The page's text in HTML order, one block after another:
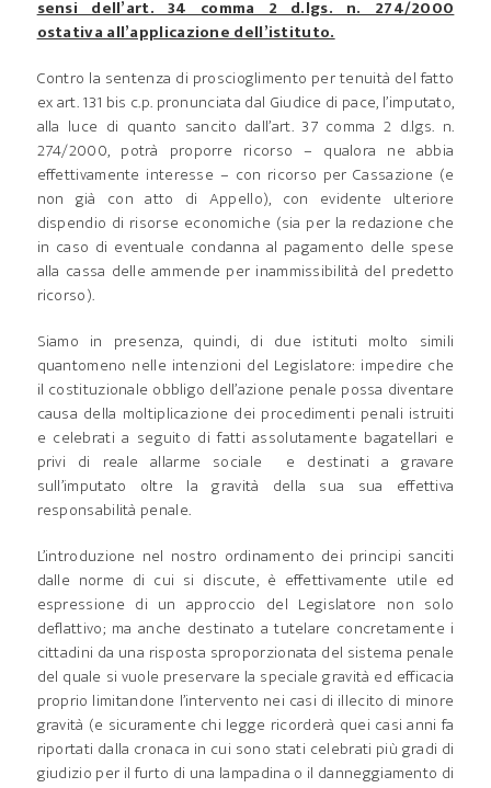
sensi dell’art. 34 comma 2 d.lgs. n. 274/2000
ostativa all’applicazione dell’istituto.
Contro la sentenza di proscioglimento per tenuità del fatto
ex art. 131 bis c.p. pronunciata dal Giudice di pace, l’imputato,
alla luce di quanto sancito dall’art. 37 comma 2 d.lgs. n.
274/2000, potrà proporre ricorso – qualora ne abbia
effettivamente interesse – con ricorso per Cassazione (e
non già con atto di Appello), con evidente ulteriore
dispendio di risorse economiche (sia per la redazione che
in caso di eventuale condanna al pagamento delle spese
alla cassa delle ammende per inammissibilità del predetto
ricorso).
Siamo in presenza, quindi, di due istituti molto simili
quantomeno nelle intenzioni del Legislatore: impedire che
il costituzionale obbligo dell’azione penale possa diventare
causa della moltiplicazione dei procedimenti penali istruiti
e celebrati a seguito di fatti assolutamente bagatellari e
privi di reale allarme sociale e destinati a gravare
sull’imputato oltre la gravità della sua sua effettiva
responsabilità penale.
L’introduzione nel nostro ordinamento dei principi sanciti
dalle norme di cui si discute, è effettivamente utile ed
espressione di un approccio del Legislatore non solo
deflattivo; ma anche destinato a tutelare concretamente i
cittadini da una risposta sproporzionata del sistema penale
del quale si vuole preservare la speciale gravità ed efficacia
proprio limitandone l’intervento nei casi di illecito di minore
gravità (e sicuramente chi legge ricorderà quei casi anni fa
riportati dalla cronaca in cui sono stati celebrati più gradi di
giudizio per il furto di una lampadina o il danneggiamento di